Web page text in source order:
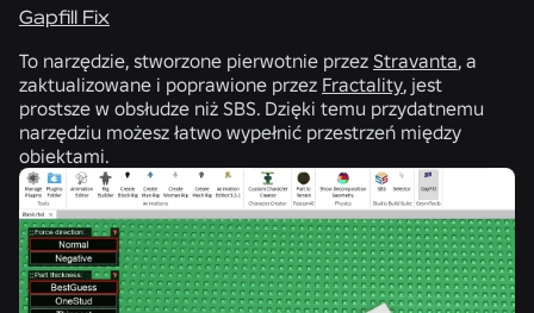
Gapfill Fix
To narzędzie, stworzone pierwotnie przez Stravanta, a
zaktualizowane i poprawione przez Fractality, jest
prostsze w obsłudze niż SBS. Dzięki temu przydatnemu
narzędziu możesz łatwo wypełnić przestrzeń między
obiektami.